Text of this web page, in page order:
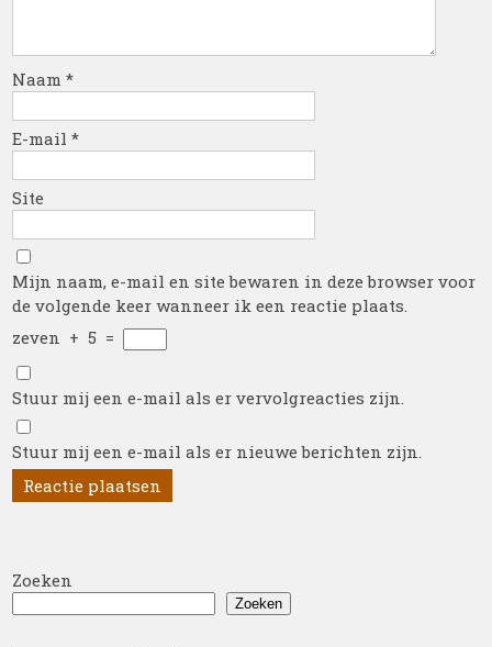
Naam*
E-mail*
Site
Mijn naam, e-mail en site bewaren in deze browser voor
de volgende keer wanneer ik een reactie plaats.
zeven + 5 =
Stuur mij een e-mail als er vervolgreacties zijn.
Stuur mij een e-mail als er nieuwe berichten zijn.
Zoeken
Zoeken